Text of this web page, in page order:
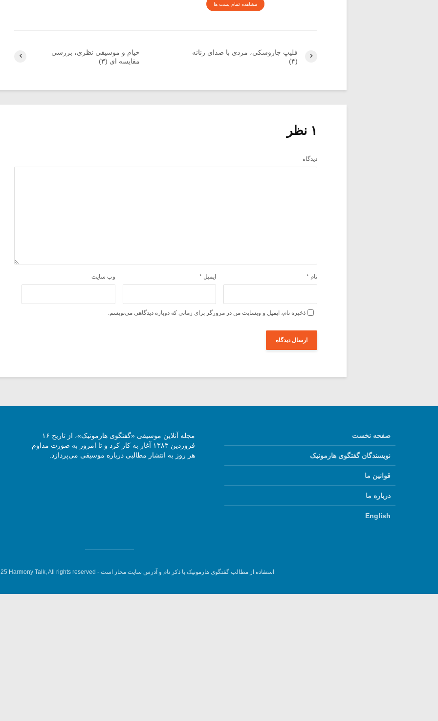
مشاهده تمام پست ها
خیام و موسیقی نظری، بررسی
مقایسه ای (۳)
فلیپ جاروسکی، مردی با صدای زنانه
(۴)
۱ نظر
دیدگاه
نام * ایمیل * وب‌ سایت
ذخیره نام، ایمیل و وبسایت من در مرورگر برای زمانی که دوباره دیدگاهی می‌نویسم.
صفحه نخست
نویسندگان گفتگوی هارمونیک
قوانین ما
درباره ما
English
مجله آنلاین موسیقی «گفتگوی هارمونیک»، از تاریخ ۱۶
فروردین ۱۳۸۳ آغاز به کار کرد و تا امروز به صورت مداوم
هر روز به انتشار مطالبی درباره موسیقی می‌پردازد.
استفاده از مطالب گفتگوی هارمونیک با ذکر نام و آدرس سایت مجاز است - Harmony Talk, All rights reserved.